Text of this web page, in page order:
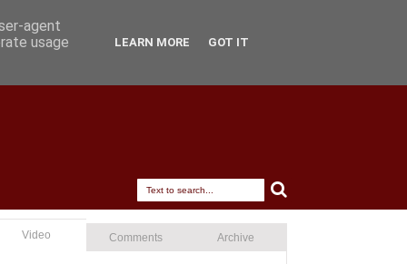
Video Comments Archive
agent
usage
LEARN MORE GOT IT